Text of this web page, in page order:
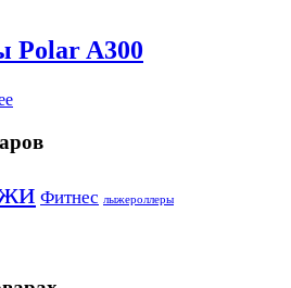
Polar A300
Фитнес лыжероллеры